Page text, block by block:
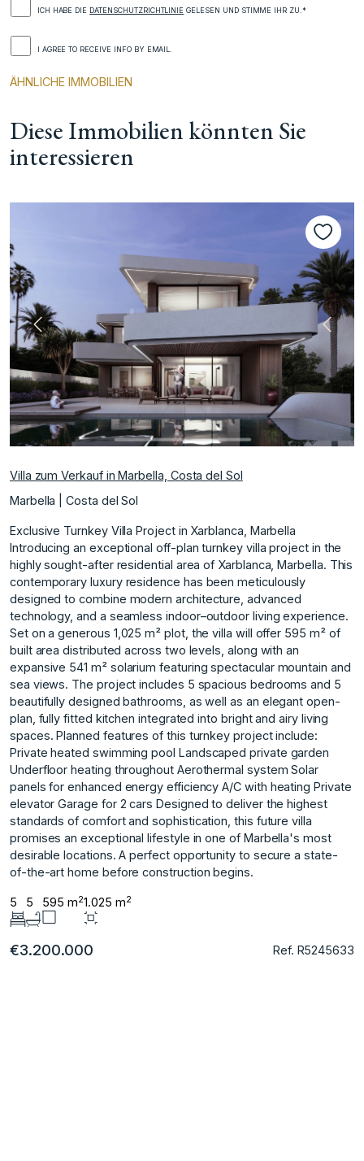
ICH HABE DIE DATENSCHUTZRICHTLINIE GELESEN UND STIMME IHR ZU.*
I AGREE TO RECEIVE INFO BY EMAIL.
ÄHNLICHE IMMOBILIEN
Diese Immobilien könnten Sie
interessieren
Vorherige
Villa zum Verkauf in Marbella, Costa del Sol
Marbella | Costa del Sol
Exclusive Turnkey Villa Project in Xarblanca, Marbella
Introducing an exceptional off-plan turnkey villa project in the
highly sought-after residential area of Xarblanca, Marbella. This
contemporary luxury residence has been meticulously
designed to combine modern architecture, advanced
technology, and a seamless indoor–outdoor living experience.
Set on a generous 1,025 m² plot, the villa will offer 595 m² of
built area distributed across two levels, along with an
expansive 541 m² solarium featuring spectacular mountain and
sea views. The project includes 5 spacious bedrooms and 5
beautifully designed bathrooms, as well as an elegant open-
plan, fully fitted kitchen integrated into bright and airy living
spaces. Planned features of this turnkey project include:
Private heated swimming pool Landscaped private garden
Underfloor heating throughout Aerothermal system Solar
panels for enhanced energy efficiency A/C with heating Private
elevator Garage for 2 cars Designed to deliver the highest
standards ‌of ‌comfort ‌and ‌sophistication, ‌this future villa
‌promises ‌an exceptional lifestyle ‌in ‌one ‌of ‌Marbella's ‌most
‌desirable locations. ‌A perfect ‌opportunity to secure ‌a ‌state-
of-the-art ‌home ‌before ‌construction ‌begins.
5 5 595 m21.025 m2
€3.200.000 Ref. R5245633